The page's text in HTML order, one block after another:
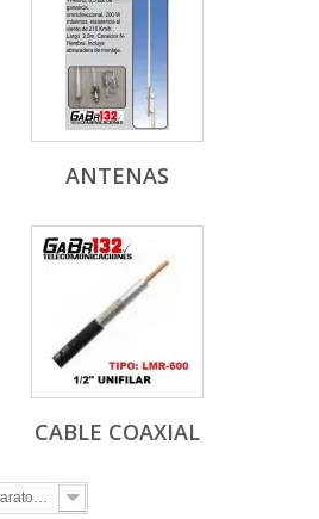
ANTENAS
CABLE COAXIAL
Precio: más baratos primero